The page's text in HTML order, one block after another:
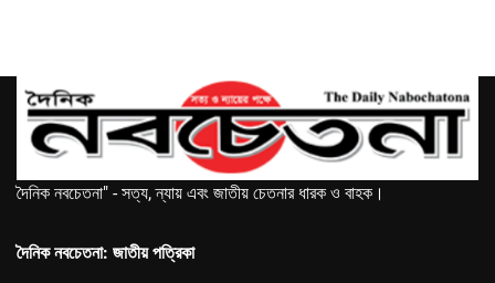
দৈনিক নবচেতনা" - সত্য, ন্যায় এবং জাতীয় চেতনার ধারক ও বাহক।
দৈনিক নবচেতনা: জাতীয় পত্রিকা